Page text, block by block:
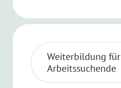
Weiterbildung für
Arbeitssuchende